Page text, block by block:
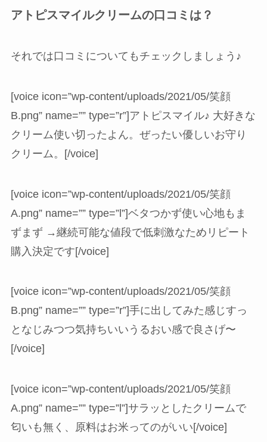
アトピスマイルクリームの口コミは？
それでは口コミについてもチェックしましょう♪
[voice icon=”wp-content/uploads/2021/05/笑顔
B.png” name=”” type=”r”]アトピスマイル♪ 大好きな
クリーム使い切ったよん。ぜったい優しいお守り
クリーム 。 [/voice]
[voice icon=”wp-content/uploads/2021/05/笑顔
A.png” name=”” type=”l”]ベタつかず使い心地もま
ずまず →継続可能な値段で低刺激なためリピート
購入決定です[/voice]
[voice icon=”wp-content/uploads/2021/05/笑顔
B.png” name=”” type=”r”]手に出してみた感じすっ
となじみつつ気持ちいいうるおい感で良さげ〜
[/voice]
[voice icon=”wp-content/uploads/2021/05/笑顔
A.png” name=”” type=”l”]サラッとしたクリームで
匂いも無く、原料はお米ってのがいい[/voice]